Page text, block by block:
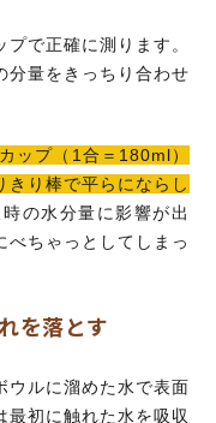
で正確に測ります。
分量をきっちり合わせ
ップ（1合＝180ml）
きり棒で平らにならし
の水分量に影響が出
べちゃっとしてしまっ
を落とす
ウルに溜めた水で表面
最初に触れた水を吸収